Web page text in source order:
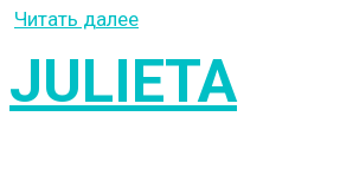
Читать далее
JULIETA